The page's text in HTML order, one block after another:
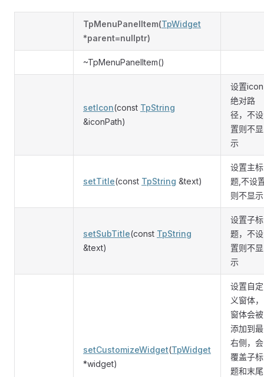
TpMenuPanelItem(TpWidget
*parent=nullptr)
~TpMenuPanelItem()
setIcon(const TpString
&iconPath)
设置icon
绝对路
径，不设
置则不显
示
setTitle(const TpString &text)
设置主标
题,不设
则不显示
setSubTitle(const TpString
&text)
设置子标
题，不设
置则不显
示
setCustomizeWidget(TpWidget
*widget)
设置自定
义窗体，
窗体会被
添加到最
右侧，会
覆盖子标
题和末尾